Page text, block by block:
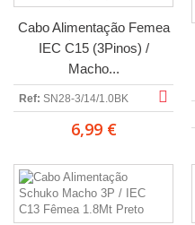
Cabo Alimentação Femea
IEC C15 (3Pinos) /
Macho...
Ref: SN28-3/14/1.0BK
6,99 €